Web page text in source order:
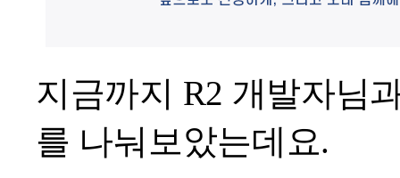
지금까지 R2 개발자님
를 나눠보았는데요.